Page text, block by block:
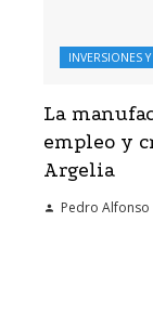
INVERSIONES
La
empleo y
Argelia
Pedro Alfonso